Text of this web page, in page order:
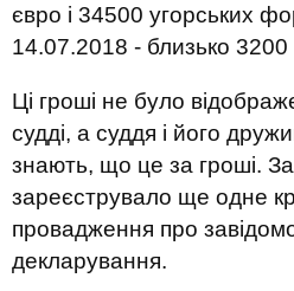
євро і 34500 угорських
14.07.2018 - близько 3200
Ці гроші не було
судді, а суддя і його
знають, що це за гроші.
зареєструвало ще одне
провадження про
декларування.